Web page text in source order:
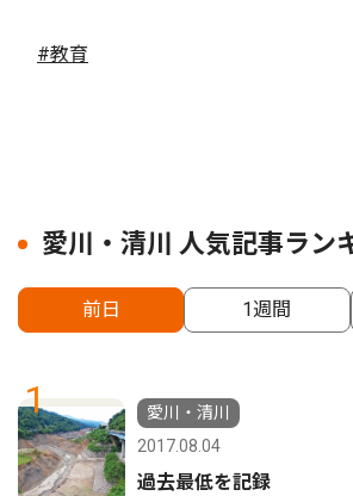
#教育
愛川・清川 人気記事ラン
前日 1週間
1
愛川・清川
2017.08.04
過去最低を記録